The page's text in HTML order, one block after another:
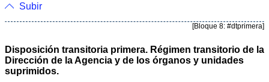
Subir
[Bloque 8: #dtprimera]
Disposición transitoria primera. Régimen transitorio de la
Dirección de la Agencia y de los órganos y unidades
suprimidos.